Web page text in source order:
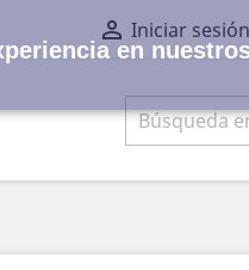
 Iniciar sesión
en